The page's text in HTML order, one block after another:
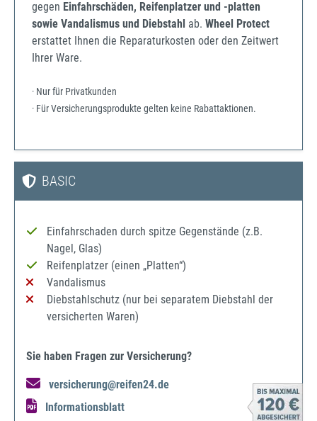
gegen Einfahrschäden, Reifenplatzer und -platten
sowie Vandalismus und Diebstahl ab. Wheel Protect
erstattet Ihnen die Reparaturkosten oder den Zeitwert
Ihrer Ware.
· Nur für Privatkunden
· Für Versicherungsprodukte gelten keine Rabattaktionen.
BASIC
Einfahrschaden durch spitze Gegenstände (z.B.
Nagel, Glas)
Reifenplatzer (einen „Platten“)
Vandalismus
Diebstahlschutz (nur bei separatem Diebstahl der
versicherten Waren)
Sie haben Fragen zur Versicherung?
versicherung@reifen24.de
Informationsblatt